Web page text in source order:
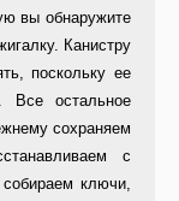
вы обнаружите
Канистру
поскольку ее
Все остальное
сохраняем
с
ключи,